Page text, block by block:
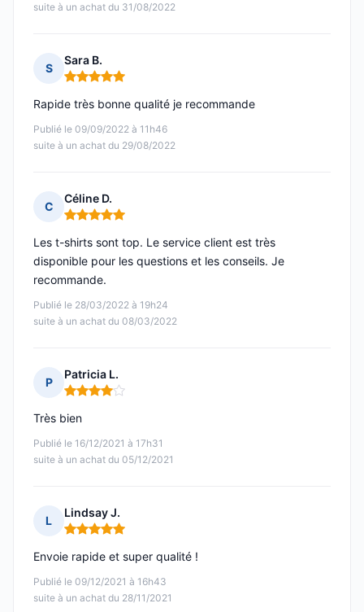
suite à un achat du 31/08/2022
S
Sara B.
Note : 5 sur 5
Publié le 09/09/2022 à 11h46
suite à un achat du 29/08/2022
Rapide très bonne qualité je recommande
C
Céline D.
Note : 5 sur 5
Publié le 28/03/2022 à 19h24
suite à un achat du 08/03/2022
Les t-shirts sont top. Le service client est très
disponible pour les questions et les conseils. Je
recommande.
P
Patricia L.
Note : 4 sur 5
Publié le 16/12/2021 à 17h31
suite à un achat du 05/12/2021
Très bien
L
Lindsay J.
Note : 5 sur 5
Publié le 09/12/2021 à 16h43
suite à un achat du 28/11/2021
Envoie rapide et super qualité !